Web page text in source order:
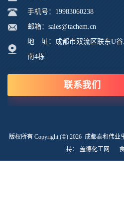
手机号：19983060238
邮箱：sales@tachem.cn
地 址：成都市双流区联东U谷
南4栋
联系我们
版权所有 Copyright (©) 2026 成都泰和伟业
持： 盖德化工网